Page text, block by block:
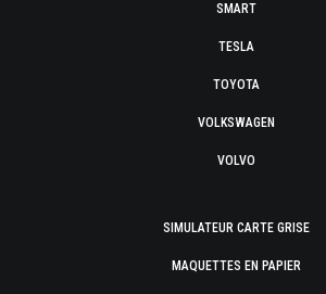
SMART
TESLA
TOYOTA
VOLKSWAGEN
VOLVO
SIMULATEUR CARTE GRISE
MAQUETTES EN PAPIER